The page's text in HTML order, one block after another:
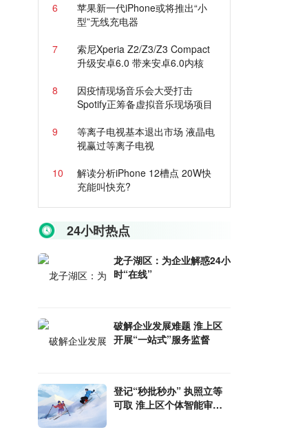
6
苹果新一代iPhone或将推出“小
型”无线充电器
7
索尼Xperia Z2/Z3/Z3 Compact
升级安卓6.0 带来安卓6.0内核
8
因疫情现场音乐会大受打击
Spotify正筹备虚拟音乐现场项目
9
等离子电视基本退出市场 液晶电
视赢过等离子电视
10
解读分析iPhone 12槽点 20W快
充能叫快充?
24小时热点
龙子湖区：为企业解惑24小
时“在线”
破解企业发展难题 淮上区
开展“一站式”服务监督
登记“秒批秒办” 执照立等
可取 淮上区个体智能审批